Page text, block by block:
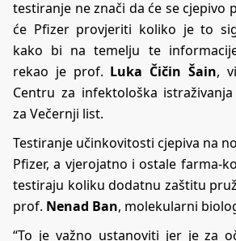
testiranje ne znači da će se cjepivo
će Pfizer provjeriti koliko je to
kako bi na temelju te
rekao je prof. Luka Čičin Šain,
Centru za infektološka
za Večernji list.
Testiranje učinkovitosti cjepiva na
Pfizer, a vjerojatno i ostale farma-
testiraju koliku dodatnu zaštitu
prof. Nenad Ban, molekularni
“To je važno ustanoviti jer je za